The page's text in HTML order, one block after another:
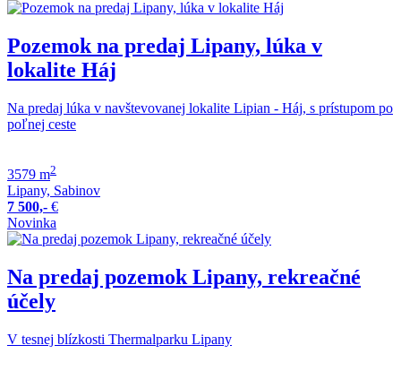
Pozemok na predaj Lipany, lúka v
lokalite Háj
Na predaj lúka v navštevovanej lokalite Lipian - Háj, s prístupom po
poľnej ceste
3579 m2
Lipany, Sabinov
7 500,- €
Novinka
Na predaj pozemok Lipany, rekreačné
účely
V tesnej blízkosti Thermalparku Lipany